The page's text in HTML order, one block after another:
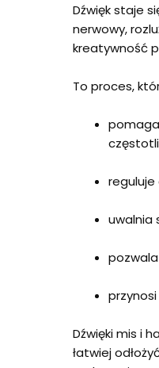
Dźwięk staje
nerwowy,
kreatywność
To proces,
uwalnia
Dźwięki mis i
łatwiej